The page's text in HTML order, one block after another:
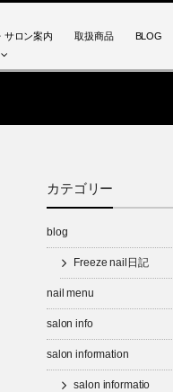
サロン案内 取扱商品 BLOG
カテゴリー
blog
Freeze nail日記
nail menu
salon info
salon information
salon informatio